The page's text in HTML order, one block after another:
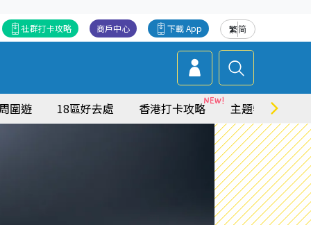
繁简
下載 App
商戶中心
社群打卡攻略
圍遊 18區好去處 香港打卡攻略 主題特集